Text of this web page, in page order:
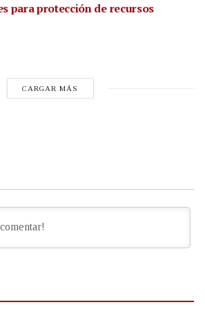
para protección de recursos
CARGAR MÁS